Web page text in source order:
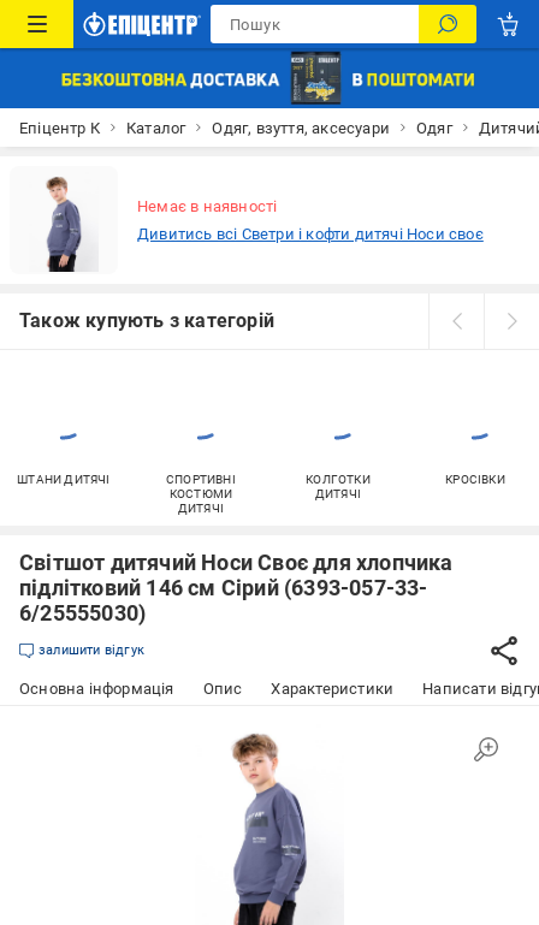
Епіцентр К Каталог Одяг, взуття, аксесуари Одяг
Немає в наявності
Дивитись всі Светри і кофти дитячі Носи своє
Також купують з категорій
ШТАНИ ДИТЯЧІ
СПОРТИВНІ
КОСТЮМИ
ДИТЯЧІ
КОЛГОТКИ
ДИТЯЧІ
КРОСІВКИ
Світшот дитячий Носи Своє для хлопчика
підлітковий 146 см Сірий (6393-057-33-
6/25555030)
залишити відгук
Основна інформація Опис Характеристики Написати